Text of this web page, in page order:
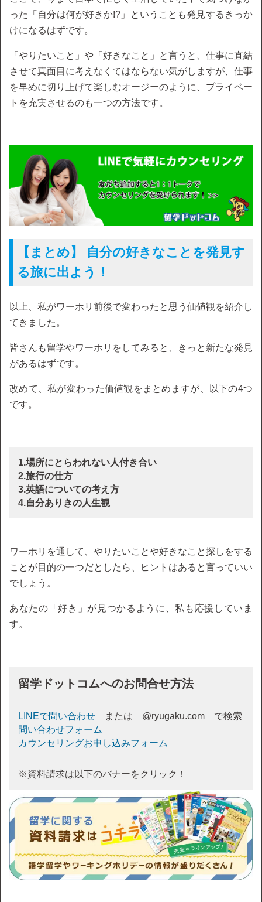
った「自分は何が好きか!?」ということも発見するきっか
けになるはずです。
「やりたいこと」や「好きなこと」と言うと、仕事に直結
させて真面目に考えなくてはならない気がしますが、仕事
を早めに切り上げて楽しむオージーのように、プライベー
トを充実させるのも一つの方法です。
【まとめ】 自分の好きなことを発見す
る旅に出よう！
以上、私がワーホリ前後で変わったと思う価値観を紹介し
てきました。
皆さんも留学やワーホリをしてみると、きっと新たな発見
があるはずです。
改めて、私が変わった価値観をまとめますが、以下の4つ
です。
1.場所にとらわれない人付き合い
2.旅行の仕方
3.英語についての考え方
4.自分ありきの人生観
ワーホリを通して、やりたいことや好きなこと探しをする
ことが目的の一つだとしたら、ヒントはあると言っていい
でしょう。
あなたの「好き」が見つかるように、私も応援していま
す。
留学ドットコムへのお問合せ方法
LINEで問い合わせ または @ryugaku.com で検索
問い合わせフォーム
カウンセリングお申し込みフォーム
※資料請求は以下のバナーをクリック！